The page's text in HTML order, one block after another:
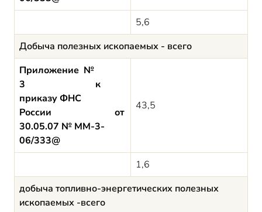
5,6
Добыча полезных ископаемых - всего
Приложение №
3 к
приказу ФНС
России от
30.05.07 № ММ-3-
06/333@
43,5
1,6
добыча топливно-энергетических полезных
ископаемых -всего